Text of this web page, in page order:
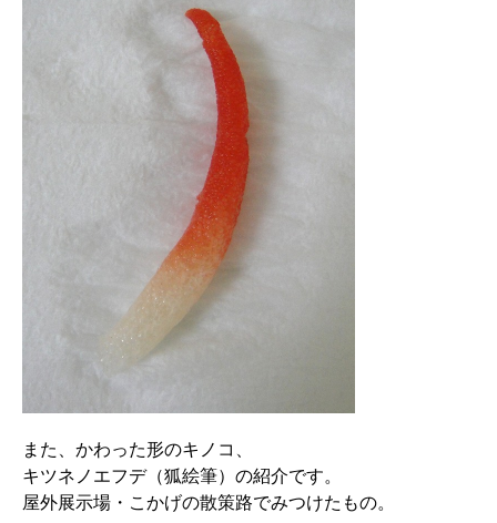
また、かわった形のキノコ、
キツネノエフデ（狐絵筆）の紹介です。
屋外展示場・こかげの散策路でみつけたもの。